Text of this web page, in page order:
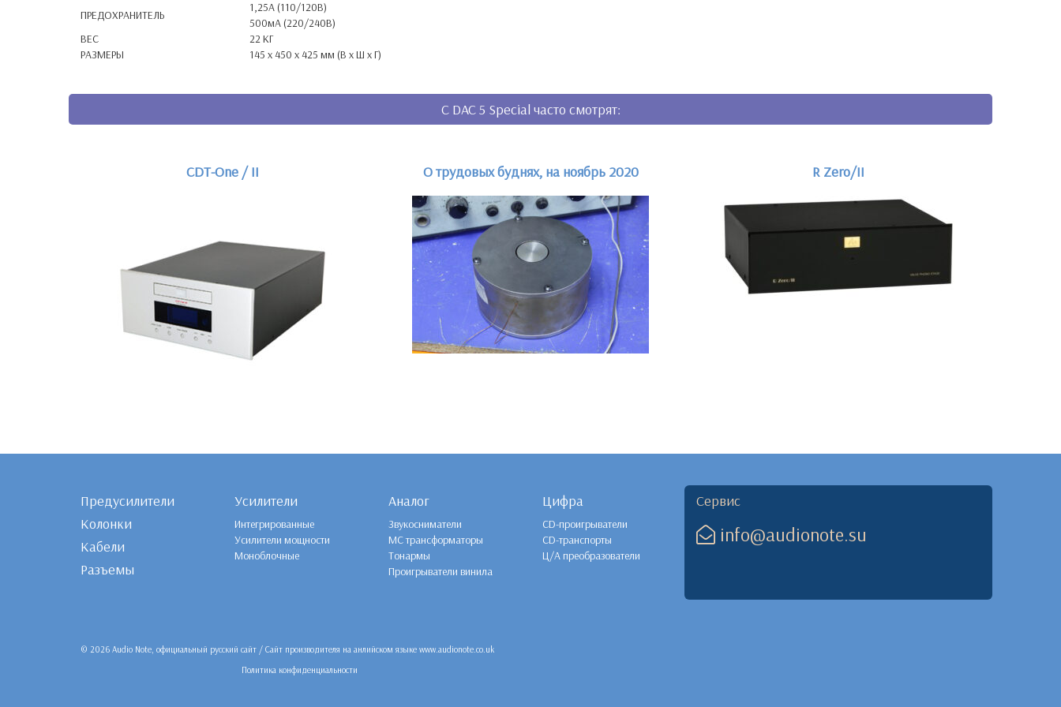
ПРЕДОХРАНИТЕЛЬ
1,25A (110/120В)
500мА (220/240В)
ВЕС
22 КГ
РАЗМЕРЫ
145 x 450 x 425 мм (В х Ш х Г)
C DAC 5 Special часто смотрят:
CDT-One / II О трудовых буднях, на ноябрь 2020 R Zero/II
Предусилители
Колонки
Кабели
Разъемы
Усилители
Интегрированные
Усилители мощности
Моноблочные
Аналог
Звукосниматели
MC трансформаторы
Тонармы
Проигрыватели винила
Цифра
CD-проигрыватели
CD-транспорты
Ц/А преобразователи
Сервис
info@audionote.su
© 2026 Audio Note, официальный русский сайт / Сайт производителя на анлийском языке www.audionote.co.uk
Политика конфиденциальности